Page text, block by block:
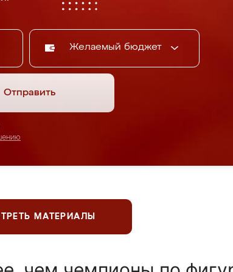
Желаемый бюджет
Отправить
МАТЕРИАЛЫ